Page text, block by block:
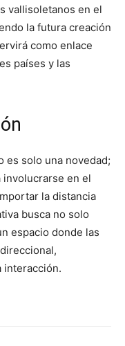
vallisoletanos en el
la futura creación
como enlace
países y las
es solo una novedad;
involucrarse en el
la distancia
busca no solo
espacio donde las
interacción.